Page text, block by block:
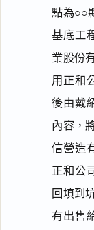
點為○○
基底工
業股份
用正和
後由戴
內容，
信營造
正和公
回填到
有出售